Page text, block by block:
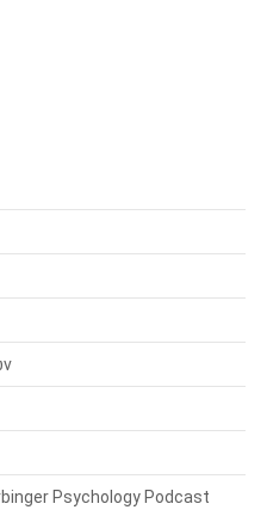
Psychology Podcast